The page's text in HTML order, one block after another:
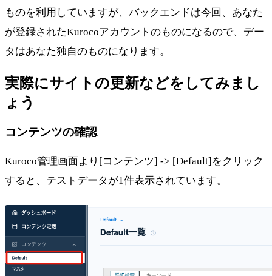
ものを利用していますが、バックエンドは今回、あなた
が登録されたKurocoアカウントのものになるので、デー
タはあなた独自のものになります。
実際にサイトの更新などをしてみまし
ょう
コンテンツの確認
Kuroco管理画面より[コンテンツ] -> [Default]をクリック
すると、テストデータが1件表示されています。